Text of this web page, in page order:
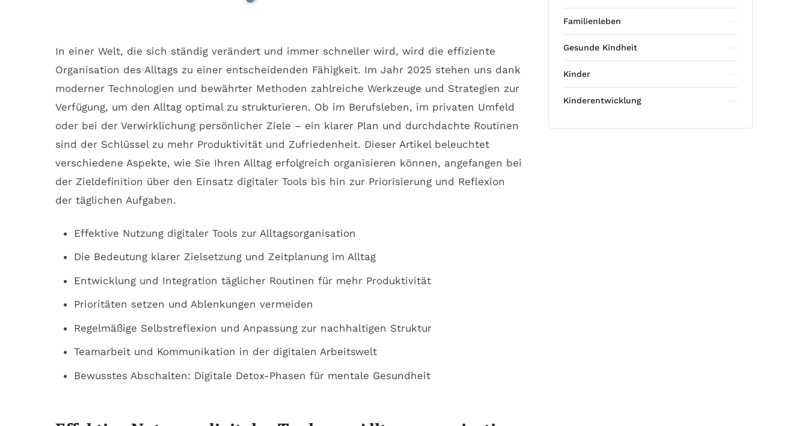
In einer Welt, die sich ständig verändert und immer schneller wird, wird die effiziente
Organisation des Alltags zu einer entscheidenden Fähigkeit. Im Jahr 2025 stehen uns dank
moderner Technologien und bewährter Methoden zahlreiche Werkzeuge und Strategien zur
Verfügung, um den Alltag optimal zu strukturieren. Ob im Berufsleben, im privaten Umfeld
oder bei der Verwirklichung persönlicher Ziele – ein klarer Plan und durchdachte Routinen
sind der Schlüssel zu mehr Produktivität und Zufriedenheit. Dieser Artikel beleuchtet
verschiedene Aspekte, wie Sie Ihren Alltag erfolgreich organisieren können, angefangen bei
der Zieldefinition über den Einsatz digitaler Tools bis hin zur Priorisierung und Reflexion
der täglichen Aufgaben.
Effektive Nutzung digitaler Tools zur Alltagsorganisation
Die Bedeutung klarer Zielsetzung und Zeitplanung im Alltag
Entwicklung und Integration täglicher Routinen für mehr Produktivität
Prioritäten setzen und Ablenkungen vermeiden
Regelmäßige Selbstreflexion und Anpassung zur nachhaltigen Struktur
Teamarbeit und Kommunikation in der digitalen Arbeitswelt
Bewusstes Abschalten: Digitale Detox-Phasen für mentale Gesundheit
Familienleben
Gesunde Kindheit
Kinder
Kinderentwicklung